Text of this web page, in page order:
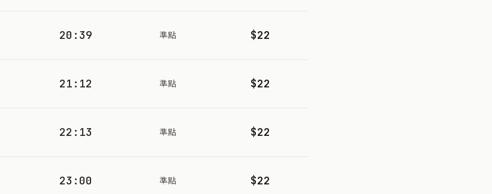
20:39 準點 $22
21:12 準點 $22
22:13 準點 $22
23:00 準點 $22